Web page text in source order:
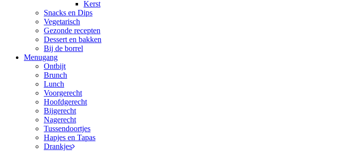
Kerst
Snacks en Dips
Vegetarisch
Gezonde recepten
Dessert en bakken
Bij de borrel
Menugang
Ontbijt
Brunch
Lunch
Voorgerecht
Hoofdgerecht
Bijgerecht
Nagerecht
Tussendoortjes
Hapjes en Tapas
Drankjes